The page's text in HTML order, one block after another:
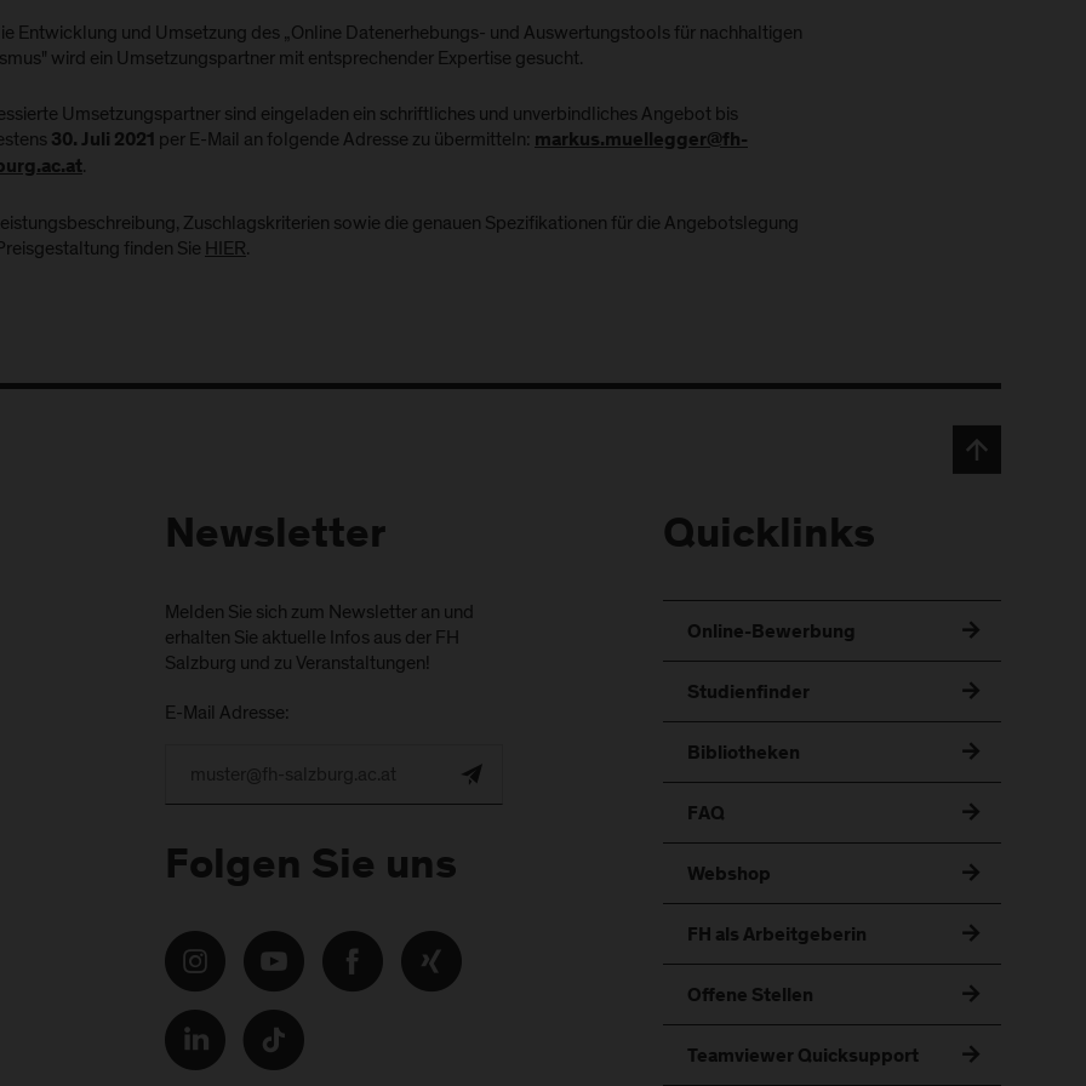
Entwicklung und Umsetzung des „Online Datenerhebungs- und Auswertungstools für nachhaltigen
wird ein Umsetzungspartner mit entsprechender Expertise gesucht.
Umsetzungspartner sind eingeladen ein schriftliches und unverbindliches Angebot bis
30. Juli 2021 per E-Mail an folgende Adresse zu übermitteln: markus.muellegger@fh-
.
Zuschlagskriterien sowie die genauen Spezifikationen für die Angebotslegung
finden Sie HIER.
Newsletter
Melden Sie sich zum Newsletter an und
erhalten Sie aktuelle Infos aus der FH
Salzburg und zu Veranstaltungen!
E-Mail Adresse:
Folgen Sie uns
Quicklinks
Online-Bewerbung
Studienfinder
Bibliotheken
FAQ
Webshop
FH als Arbeitgeberin
Offene Stellen
Teamviewer Quicksupport